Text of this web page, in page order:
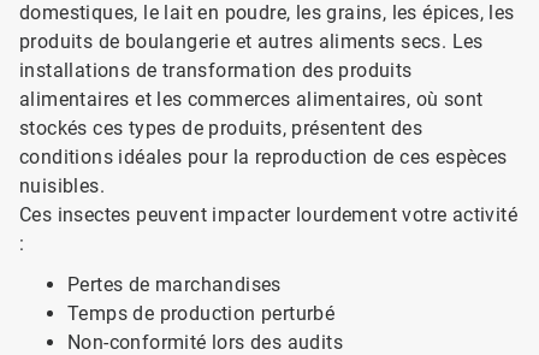
domestiques, le lait en poudre, les grains, les épices, les
produits de boulangerie et autres aliments secs. Les
installations de transformation des produits
alimentaires et les commerces alimentaires, où sont
stockés ces types de produits, présentent des
conditions idéales pour la reproduction de ces espèces
nuisibles.
Ces insectes peuvent impacter lourdement votre activité
:
Pertes de marchandises
Temps de production perturbé
Non-conformité lors des audits